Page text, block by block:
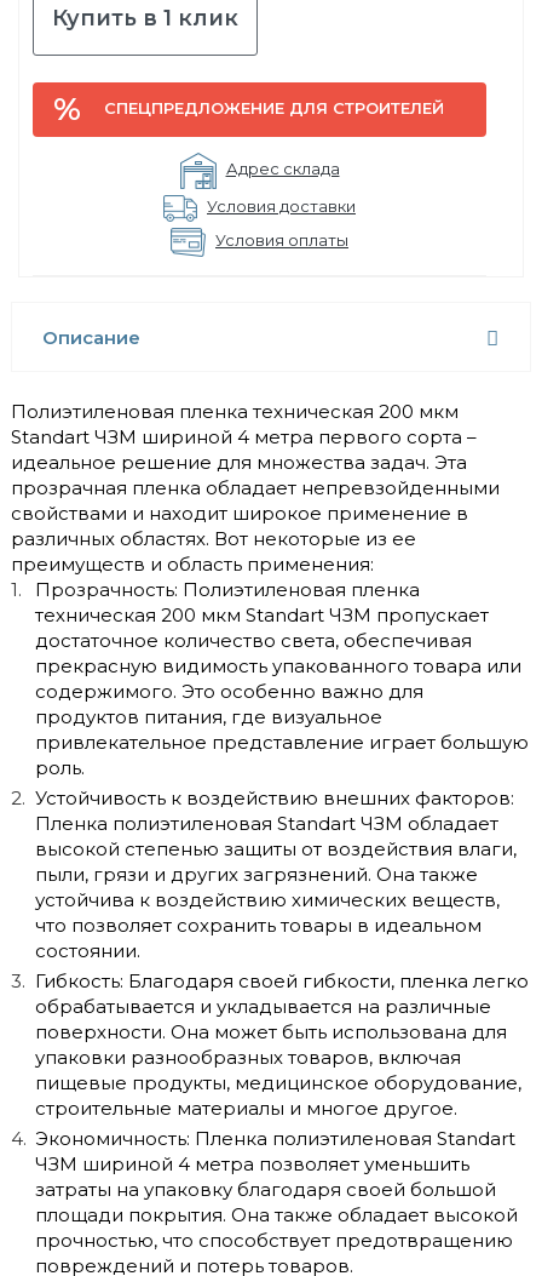
Купить в 1 клик
СПЕЦПРЕДЛОЖЕНИЕ ДЛЯ СТРОИТЕЛЕЙ
Адрес склада
Условия доставки
Условия оплаты
Описание
Полиэтиленовая пленка техническая 200 мкм
Standart ЧЗМ шириной 4 метра первого сорта –
идеальное решение для множества задач. Эта
прозрачная пленка обладает непревзойденными
свойствами и находит широкое применение в
различных областях. Вот некоторые из ее
преимуществ и область применения:
Прозрачность: Полиэтиленовая пленка
техническая 200 мкм Standart ЧЗМ пропускает
достаточное количество света, обеспечивая
прекрасную видимость упакованного товара или
содержимого. Это особенно важно для
продуктов питания, где визуальное
привлекательное представление играет большую
роль.
Устойчивость к воздействию внешних факторов:
Пленка полиэтиленовая Standart ЧЗМ обладает
высокой степенью защиты от воздействия влаги,
пыли, грязи и других загрязнений. Она также
устойчива к воздействию химических веществ,
что позволяет сохранить товары в идеальном
состоянии.
Гибкость: Благодаря своей гибкости, пленка легко
обрабатывается и укладывается на различные
поверхности. Она может быть использована для
упаковки разнообразных товаров, включая
пищевые продукты, медицинское оборудование,
строительные материалы и многое другое.
Экономичность: Пленка полиэтиленовая Standart
ЧЗМ шириной 4 метра позволяет уменьшить
затраты на упаковку благодаря своей большой
площади покрытия. Она также обладает высокой
прочностью, что способствует предотвращению
повреждений и потерь товаров.